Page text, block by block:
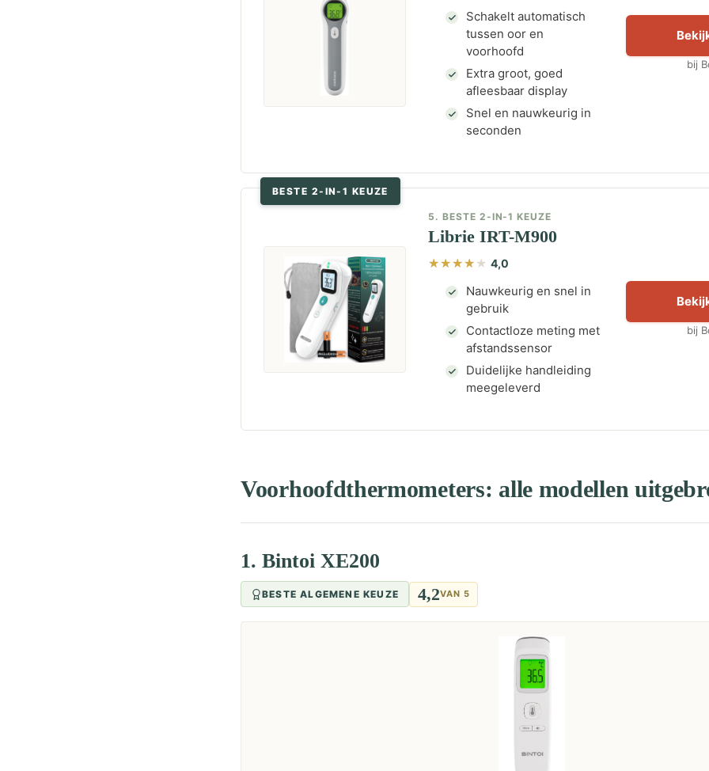
Schakelt automatisch
tussen oor en
voorhoofd
Extra groot, goed
afleesbaar display
Snel en nauwkeurig in
seconden
bij
BESTE 2-IN-1 KEUZE
5. BESTE 2-IN-1 KEUZE
Librie IRT-M900
4,0
Nauwkeurig en snel in
gebruik
Contactloze meting met
afstandssensor
Duidelijke handleiding
meegeleverd
bij
Voorhoofdthermometers: alle modellen
1. Bintoi XE200
BESTE ALGEMENE KEUZE 4,2VAN 5